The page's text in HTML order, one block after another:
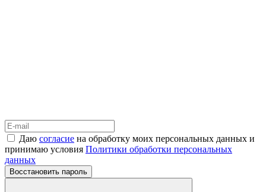
Даю согласие на обработку моих персональных данных и
принимаю условия Политики обработки персональных
данных
Восстановить пароль